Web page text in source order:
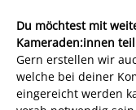
Du möchtest mit
Kameraden:innen
Gern erstellen wir
welche bei deiner
eingereicht werden